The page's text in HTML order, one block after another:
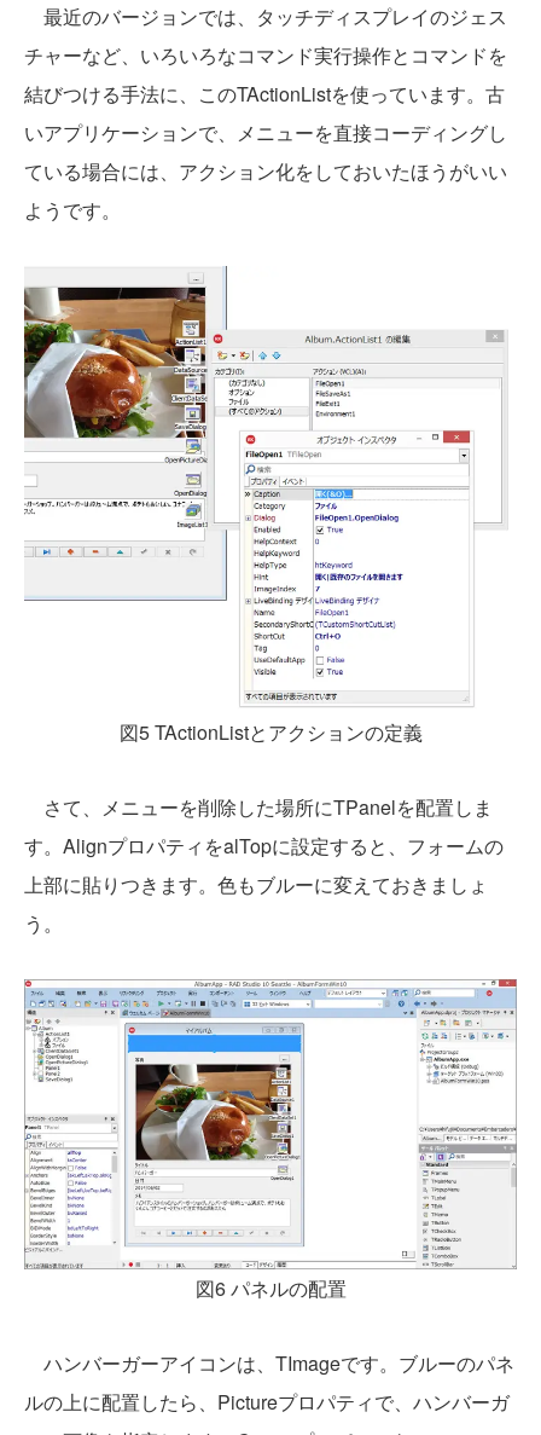
最近のバージョンでは、タッチディスプレイのジェス
チャーなど、いろいろなコマンド実行操作とコマンドを
結びつける手法に、このTActionListを使っています。古
いアプリケーションで、メニューを直接コーディングし
ている場合には、アクション化をしておいたほうがいい
ようです。
図5 TActionListとアクションの定義
さて、メニューを削除した場所にTPanelを配置しま
す。AlignプロパティをalTopに設定すると、フォームの
上部に貼りつきます。色もブルーに変えておきましょ
う。
図6 パネルの配置
ハンバーガーアイコンは、TImageです。ブルーのパネ
ルの上に配置したら、Pictureプロパティで、ハンバーガ